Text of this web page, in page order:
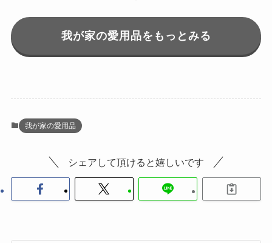
我が家の愛用品をもっとみる
我が家の愛用品
シェアして頂けると嬉しいです